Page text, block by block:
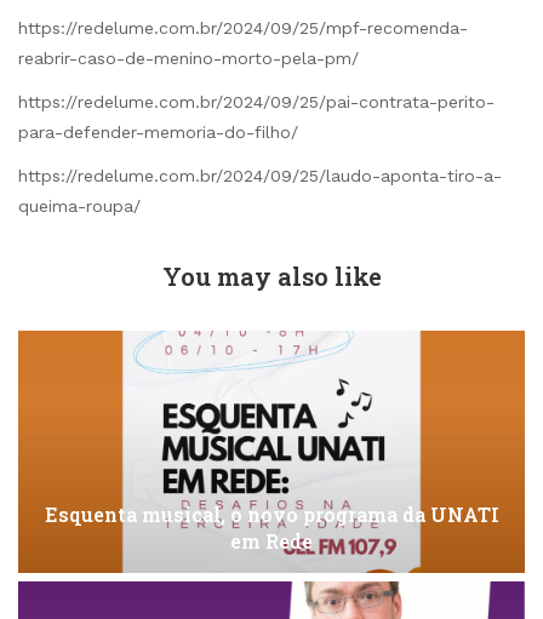
https://redelume.com.br/2024/09/25/mpf-recomenda-
reabrir-caso-de-menino-morto-pela-pm/
https://redelume.com.br/2024/09/25/pai-contrata-perito-
para-defender-memoria-do-filho/
https://redelume.com.br/2024/09/25/laudo-aponta-tiro-a-
queima-roupa/
You may also like
Esquenta musical, o novo programa da UNATI
em Rede